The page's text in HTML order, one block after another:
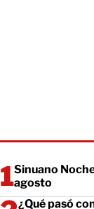
Sinuano
agosto
¿Qué pasó